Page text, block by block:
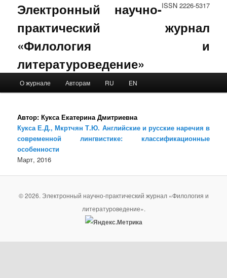
ISSN 2226-5317
Электронный научно-
практический журнал
«Филология и
литературоведение»
Skip to primary content
Skip to secondary content
О журнале Авторам RU EN
Автор: Кукса Екатерина Дмитриевна
Кукса Е.Д., Мкртчян Т.Ю. Английские и русские наречия в
современной лингвистике: классификационные
особенности
Март, 2016
© 2026. Электронный научно-практический журнал «Филология и
литературоведение».